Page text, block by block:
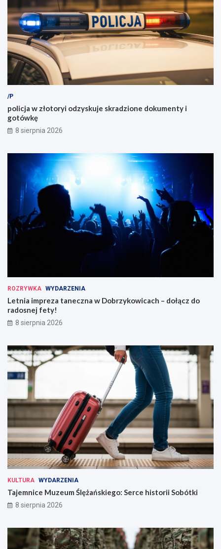
/P
policja w złotoryi odzyskuje skradzione dokumenty i
gotówkę
8 sierpnia 2026
ROZRYWKA WYDARZENIA
Letnia impreza taneczna w Dobrzykowicach – dołącz do
radosnej fety!
8 sierpnia 2026
KULTURA WYDARZENIA
Tajemnice Muzeum Ślężańskiego: Serce historii Sobótki
8 sierpnia 2026